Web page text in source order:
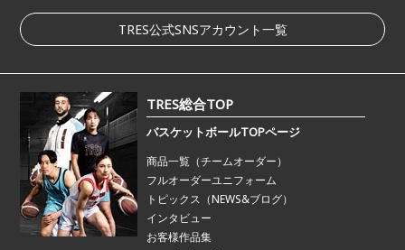
TRES公式SNSアカウント一覧
TRES総合TOP
バスケットボールTOPページ
商品一覧（チームオーダー）
フルオーダーユニフォーム
トピックス（NEWS&ブログ）
インタビュー
お客様作品集